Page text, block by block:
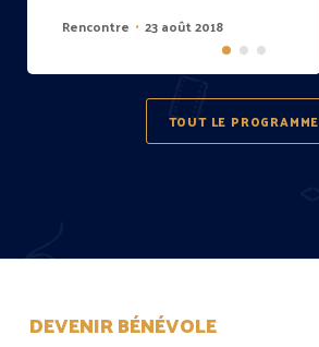
Rencontre • 23 août 2018
TOUT LE PROGRAMME
DEVENIR BÉNÉVOLE